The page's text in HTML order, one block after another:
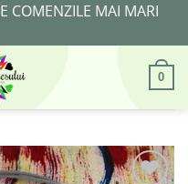
COMENZILE MAI MARI
0